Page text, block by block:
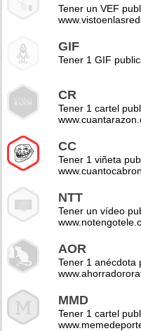
Tener un VEF
GIF
Tener 1 GIF
CR
Tener 1 cartel
CC
Tener 1 viñeta
NTT
Tener un vídeo
AOR
Tener 1 anécdota
MMD
Tener 1 cartel